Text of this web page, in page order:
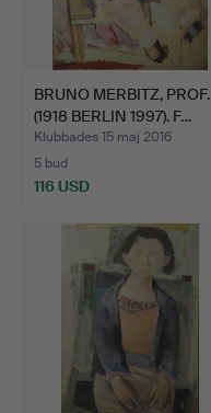
BRUNO MERBITZ, PROF.
(1918 BERLIN 1997). F…
Klubbades 15 maj 2016
5 bud
116 USD